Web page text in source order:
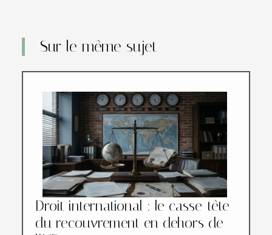
Sur le même sujet
Droit international : le casse-tête
du recouvrement en dehors de